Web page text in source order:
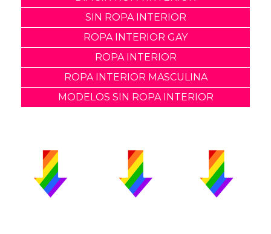
SIN ROPA INTERIOR
ROPA INTERIOR GAY
ROPA INTERIOR
ROPA INTERIOR MASCULINA
MODELOS SIN ROPA INTERIOR